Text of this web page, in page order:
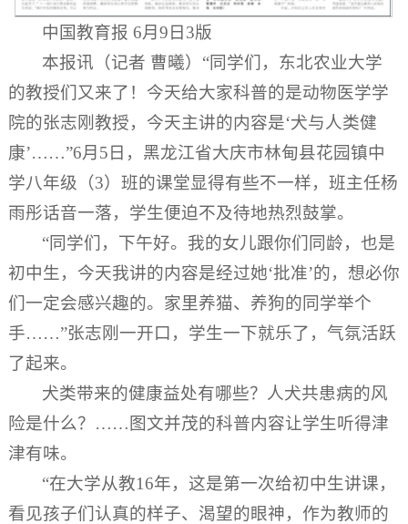
中国教育报 6月9日3版
本报讯（记者 曹曦）“同学们，东北农业大学
的教授们又来了！今天给大家科普的是动物医学学
院的张志刚教授，今天主讲的内容是‘犬与人类健
康’……”6月5日，黑龙江省大庆市林甸县花园镇中
学八年级（3）班的课堂显得有些不一样，班主任杨
雨彤话音一落，学生便迫不及待地热烈鼓掌。
“同学们，下午好。我的女儿跟你们同龄，也是
初中生，今天我讲的内容是经过她‘批准’的，想必你
们一定会感兴趣的。家里养猫、养狗的同学举个
手……”张志刚一开口，学生一下就乐了，气氛活跃
了起来。
犬类带来的健康益处有哪些？人犬共患病的风
险是什么？……图文并茂的科普内容让学生听得津
津有味。
“在大学从教16年，这是第一次给初中生讲课，
看见孩子们认真的样子、渴望的眼神，作为教师的